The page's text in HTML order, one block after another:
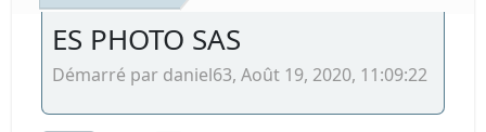
ES PHOTO SAS
Démarré par daniel63, Août 19, 2020, 11:09:22